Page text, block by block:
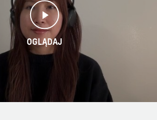
OGLĄDAJ